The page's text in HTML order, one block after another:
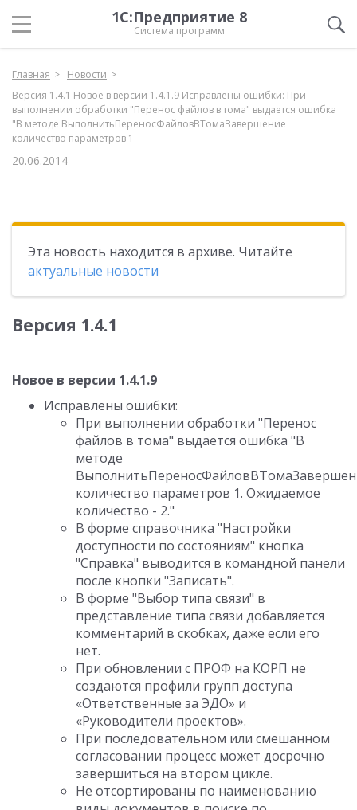
1С:Предприятие 8
Система программ
Главная
Новости
Версия 1.4.1 Новое в версии 1.4.1.9 Исправлены ошибки: При
выполнении обработки "Перенос файлов в тома" выдается ошибка
"В методе ВыполнитьПереносФайловВТомаЗавершение
количество параметров 1
20.06.2014
Эта новость находится в архиве. Читайте
актуальные новости
Версия 1.4.1
Новое в версии 1.4.1.9
Исправлены ошибки:
При выполнении обработки "Перенос
файлов в тома" выдается ошибка "В
методе
количество параметров 1. Ожидаемое
количество - 2."
В форме справочника "Настройки
доступности по состояниям" кнопка
"Справка" выводится в командной панели
после кнопки "Записать".
В форме "Выбор типа связи" в
представление типа связи добавляется
комментарий в скобках, даже если его
нет.
При обновлении с ПРОФ на КОРП не
создаются профили групп доступа
«Ответственные за ЭДО» и
«Руководители проектов».
При последовательном или смешанном
согласовании процесс может досрочно
завершиться на втором цикле.
Не отсортированы по наименованию